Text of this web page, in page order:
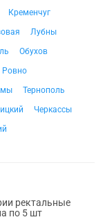
Кременчуг
Лубны
Обухов
Ровно
Тернополь
Черкассы
ректальные
по 5 шт